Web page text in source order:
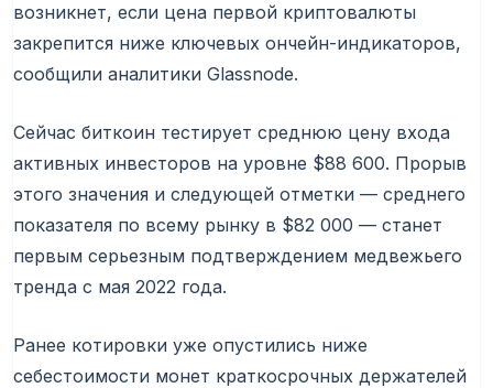
возникнет, если цена первой криптовалюты
закрепится ниже ключевых ончейн-индикаторов,
сообщили аналитики Glassnode.
Сейчас биткоин тестирует среднюю цену входа
активных инвесторов на уровне $88 600. Прорыв
этого значения и следующей отметки — среднего
показателя по всему рынку в $82 000 — станет
первым серьезным подтверждением медвежьего
тренда с мая 2022 года.
Ранее котировки уже опустились ниже
себестоимости монет краткосрочных держателей